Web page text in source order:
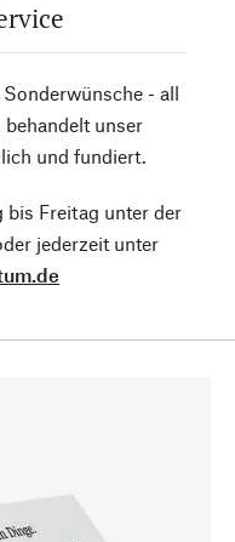
- all
unser
und fundiert.
bis Freitag unter der
jederzeit unter